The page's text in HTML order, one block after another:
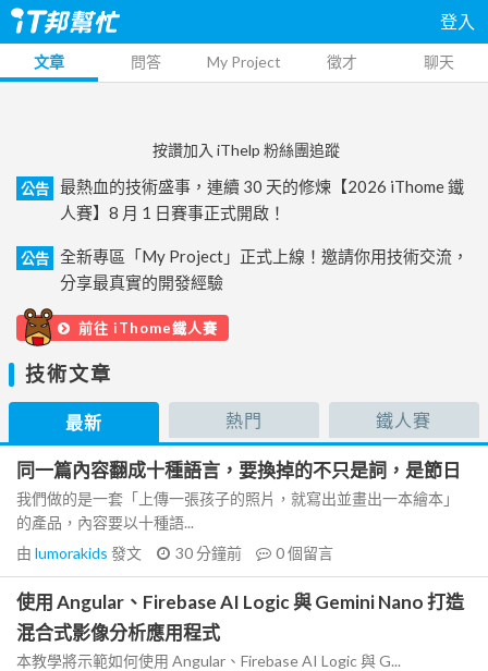
登入
文章 問答 My Project 徵才 聊天
按讚加入 iThelp 粉絲團追蹤
公告
最熱血的技術盛事，連續 30 天的修煉【2026 iThome 鐵
人賽】8 月 1 日賽事正式開啟！
公告
全新專區「My Project」正式上線！邀請你用技術交流，
分享最真實的開發經驗
前往 iThome鐵人賽
技術文章
最新 熱門 鐵人賽
同一篇內容翻成十種語言，要換掉的不只是詞，是節日
我們做的是一套「上傳一張孩子的照片，就寫出並畫出一本繪本」
的產品，內容要以十種語...
由 lumorakids 發文 30 分鐘前 0個留言
使用 Angular、Firebase AI Logic 與 Gemini Nano 打造
混合式影像分析應用程式
本教學將示範如何使用 Angular、Firebase AI Logic 與 G...